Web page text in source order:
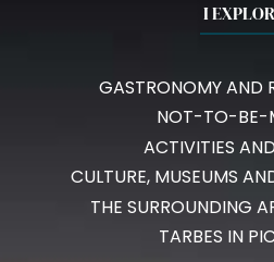
I
GASTRONOMY AND
NOT-TO-BE-
ACTIVITIES
CULTURE, MUSEUMS
THE SURROUNDING
TARBES IN